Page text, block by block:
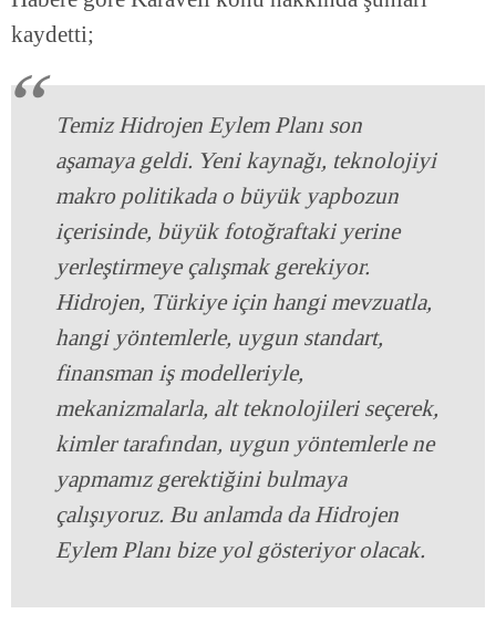
kaydetti;
Temiz Hidrojen Eylem Planı son
aşamaya geldi. Yeni kaynağı, teknolojiyi
makro politikada o büyük yapbozun
içerisinde, büyük fotoğraftaki yerine
yerleştirmeye çalışmak gerekiyor.
Hidrojen, Türkiye için hangi mevzuatla,
hangi yöntemlerle, uygun standart,
finansman iş modelleriyle,
mekanizmalarla, alt teknolojileri seçerek,
kimler tarafından, uygun yöntemlerle ne
yapmamız gerektiğini bulmaya
çalışıyoruz. Bu anlamda da Hidrojen
Eylem Planı bize yol gösteriyor olacak.